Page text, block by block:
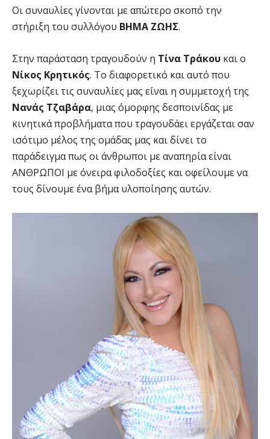
Οι συναυλίες γίνονται με απώτερο σκοπό την
στήριξη του συλλόγου ΒΗΜΑ ΖΩΗΣ.
Στην παράσταση τραγουδούν η Τίνα Τράκου και ο
Νίκος Κρητικός. Το διαφορετικό και αυτό που
ξεχωρίζει τις συναυλίες μας είναι η συμμετοχή της
Νανάς Τζαβάρα, μιας όμορφης δεσποινίδας με
κινητικά προβλήματα που τραγουδάει εργάζεται σαν
ισότιμο μέλος της ομάδας μας και δίνει το
παράδειγμα πως οι άνθρωποι με αναπηρία είναι
ΑΝΘΡΩΠΟΙ με όνειρα φιλοδοξίες και οφείλουμε να
τους δίνουμε ένα βήμα υλοποίησης αυτών.